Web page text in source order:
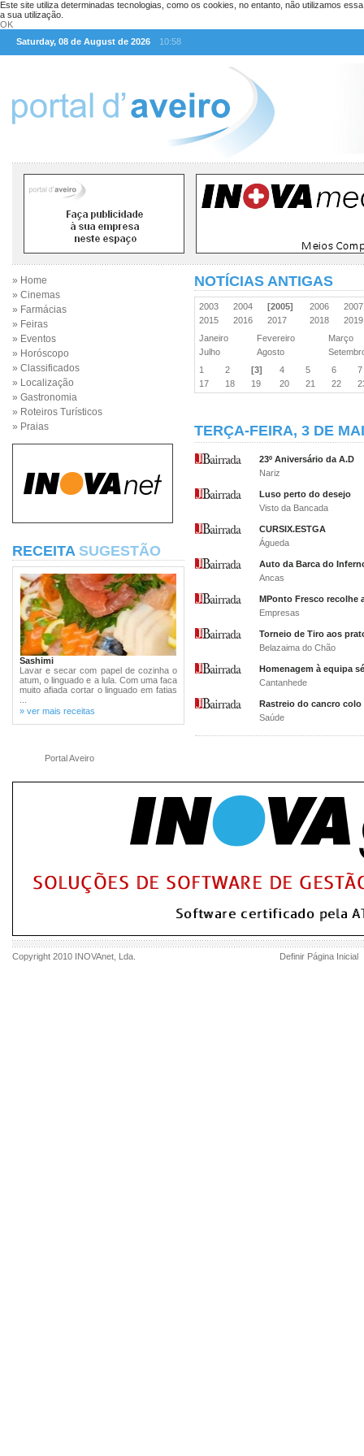
Este site utiliza determinadas tecnologias, como os cookies, no entanto, não utilizamos
a sua utilização.
OK
Saturday, 08 de August de 2026
10:58
» Home
» Cinemas
» Farmácias
» Feiras
» Eventos
» Horóscopo
» Classificados
» Localização
» Gastronomia
» Roteiros Turísticos
» Praias
RECEITA SUGESTÃO
Sashimi
Lavar e secar com papel de cozinha o
atum, o linguado e a lula. Com uma faca
muito afiada cortar o linguado em fatias
» ver mais receitas
Portal Aveiro
NOTÍCIAS ANTIGAS
2003 2004 [2005] 2006
2015
2016 2017 2018
Janeiro
Fevereiro
Março
Julho
Agosto
1
2 [3] 4 5 6
17
18 19 20 21 22
TERÇA-FEIRA, 3 DE
23º Aniversário da A.D
Nariz
Luso perto do desejo
Visto da Bancada
CURSIX.ESTGA
Águeda
Auto da Barca do
Ancas
MPonto Fresco recolhe
Empresas
Torneio de Tiro aos
Belazaima do Chão
Homenagem à equipa
Cantanhede
Rastreio do cancro
Saúde
Copyright 2010 INOVAnet , Lda. Definir Página Inicial